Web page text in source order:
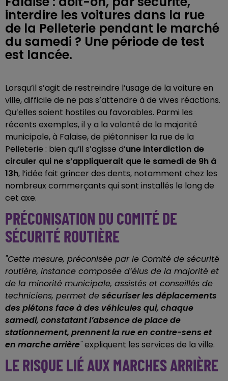
interdire les voitures dans la rue
de la Pelleterie pendant le marché
du samedi ? Une période de test
est lancée.
Lorsqu’il s’agit de restreindre l’usage de la voiture en
ville, difficile de ne pas s’attendre à de vives réactions.
Qu’elles soient hostiles ou favorables. Parmi les
récents exemples, il y a la volonté de la majorité
municipale, à Falaise, de piétonniser la rue de la
Pelleterie : bien qu’il s’agisse d’une interdiction de
circuler qui ne s’appliquerait que le samedi de 9h à
13h, l’idée fait grincer des dents, notamment chez les
nombreux commerçants qui sont installés le long de
cet axe.
PRÉCONISATION DU COMITÉ DE
SÉCURITÉ ROUTIÈRE
"Cette mesure, préconisée par le Comité de sécurité
routière, instance composée d’élus de la majorité et
de la minorité municipale, assistés et conseillés de
techniciens, permet de sécuriser les déplacements
des piétons face à des véhicules qui, chaque
samedi, constatant l’absence de place de
stationnement, prennent la rue en contre-sens et
en marche arrière"expliquent les services de la ville.
LE RISQUE LIÉ AUX MARCHES ARRIÈRE